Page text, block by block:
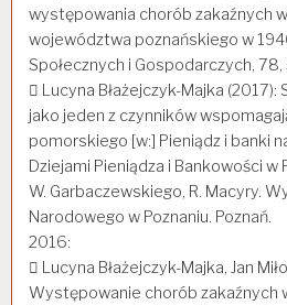
występowania chorób zakaźnych
województwa poznańskiego w
Społecznych i Gospodarczych,
 Lucyna Błażejczyk-Majka
jako jeden z czynników
pomorskiego [w:] Pieniądz i banki
Dziejami Pieniądza i Bankowości w
W. Garbaczewskiego, R. Macyry.
Narodowego w Poznaniu. Poznań.
2016:
 Lucyna Błażejczyk-Majka, Jan
Występowanie chorób zakaźnych